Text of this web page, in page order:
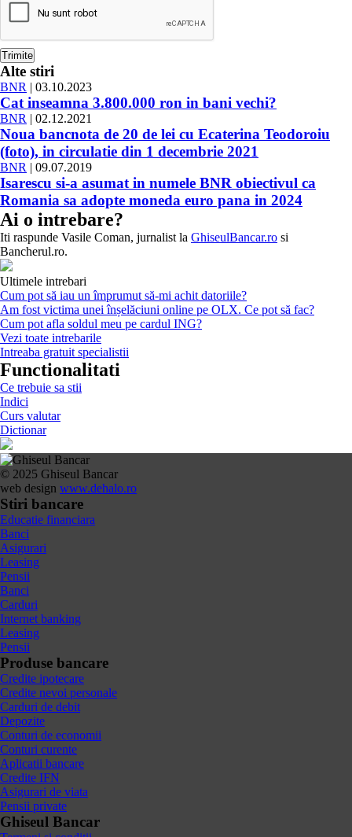
Alte stiri
BNR | 03.10.2023
Cat inseamna 3.800.000 ron in bani vechi?
BNR | 02.12.2021
Noua bancnota de 20 de lei cu Ecaterina Teodoroiu
(foto), in circulatie din 1 decembrie 2021
BNR | 09.07.2019
Isarescu si-a asumat in numele BNR obiectivul ca
Romania sa adopte moneda euro pana in 2024
Ai o intrebare?
Iti raspunde Vasile Coman, jurnalist la GhiseulBancar.ro si
Bancherul.ro.
Ultimele intrebari
Cum pot să iau un împrumut să-mi achit datoriile?
Am fost victima unei înșelăciuni online pe OLX. Ce pot să fac?
Cum pot afla soldul meu pe cardul ING?
Vezi toate intrebarile
Intreaba gratuit specialistii
Functionalitati
Ce trebuie sa stii
Indici
Curs valutar
Dictionar
© 2025 Ghiseul Bancar
web design www.dehalo.ro
Stiri bancare
Educatie financiara
Banci
Asigurari
Leasing
Pensii
Banci
Carduri
Internet banking
Leasing
Pensii
Produse bancare
Credite ipotecare
Credite nevoi personale
Carduri de debit
Depozite
Conturi de economii
Conturi curente
Aplicatii bancare
Credite IFN
Asigurari de viata
Pensii private
Ghiseul Bancar